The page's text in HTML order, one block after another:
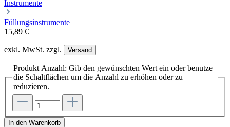
Instrumente
Füllungsinstrumente
15,89 €
exkl. MwSt. zzgl. Versand
Produkt Anzahl: Gib den gewünschten Wert ein oder benutze
die Schaltflächen um die Anzahl zu erhöhen oder zu
reduzieren.
In den Warenkorb